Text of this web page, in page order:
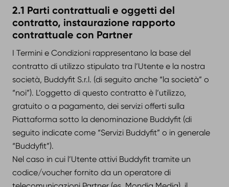
2.1 Parti contrattuali e oggetti del
contratto, instaurazione rapporto
contrattuale con Partner
I Termini e Condizioni rappresentano la base del
contratto di utilizzo stipulato tra l’Utente e la nostra
società, Buddyfit S.r.l. (di seguito anche “la società” o
“noi”). L’oggetto di questo contratto è l’utilizzo,
gratuito o a pagamento, dei servizi offerti sulla
Piattaforma sotto la denominazione Buddyfit (di
seguito indicate come “Servizi Buddyfit” o in generale
“Buddyfit”).
Nel caso in cui l’Utente attivi Buddyfit tramite un
codice/voucher fornito da un operatore di